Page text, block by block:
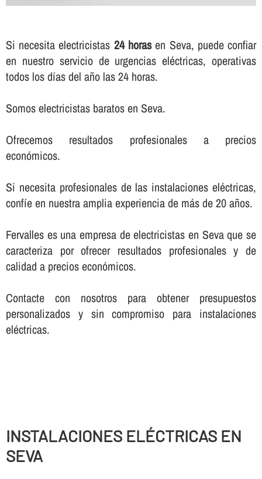
Si necesita electricistas 24 horasen Seva, puede confiar
en nuestro servicio de urgencias eléctricas, operativas
todos los dí­as del año las 24 horas.
Somos electricistas baratos en Seva.
Ofrecemos resultados profesionales a precios
económicos.
Si necesita profesionales de las instalaciones eléctricas,
confí­e en nuestra amplia experiencia de más de 20 años.
Fervalles es una empresa de electricistas en Seva que se
caracteriza por ofrecer resultados profesionales y de
calidad a precios económicos.
Contacte con nosotros para obtener presupuestos
personalizados y sin compromiso para instalaciones
eléctricas.
INSTALACIONES ELÉCTRICAS EN
SEVA